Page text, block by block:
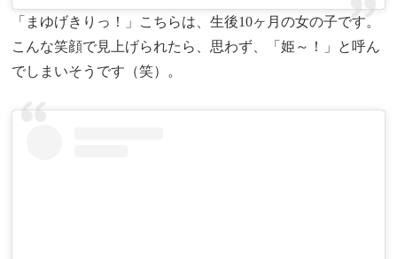
「まゆげきりっ！」こちらは、生後10ヶ月の女の子です。
こんな笑顔で見上げられたら、思わず、「姫～！」と呼ん
でしまいそうです（笑）。